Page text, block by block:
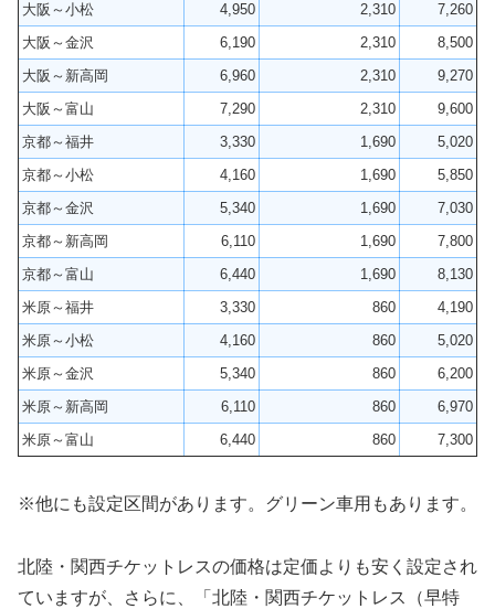
大阪～小松
4,950 2,310
7,260
大阪～金沢
6,190 2,310
8,500
大阪～新高岡
6,960 2,310
9,270
大阪～富山
7,290 2,310
9,600
京都～福井
3,330 1,690
5,020
京都～小松
4,160 1,690
5,850
京都～金沢
5,340 1,690
7,030
京都～新高岡
6,110 1,690
7,800
京都～富山
6,440 1,690
8,130
米原～福井
3,330 860
4,190
米原～小松
4,160 860
5,020
米原～金沢
5,340 860
6,200
米原～新高岡
6,110 860
6,970
米原～富山
6,440 860 7,300
※他にも設定区間があります。グリーン車用もあります。
北陸・関西チケットレスの価格は定価よりも安く設定され
ていますが、さらに、「北陸・関西チケットレス（早特